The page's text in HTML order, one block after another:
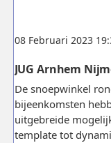
08 Februari 2023
JUG Arnhem
De snoepwinkel
bijeenkomsten
uitgebreide
template tot